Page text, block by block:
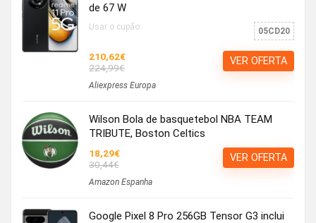
de 67 W
Usar o cupão: 05CD20
210,62€
224,99€
Aliexpress Europa
VER OFERTA
Wilson Bola de basquetebol NBA TEAM
TRIBUTE, Boston Celtics
18,29€
30,44€
Amazon Espanha
VER OFERTA
Google Pixel 8 Pro 256GB Tensor G3 inclui